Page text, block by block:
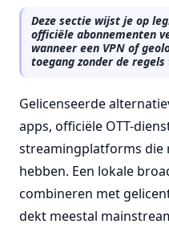
Deze sectie wijst je op
officiële abonnementen
wanneer een VPN of
toegang zonder de
Gelicenseerde
apps, officiële OTT-
streamingplatforms die
hebben. Een lokale
combineren met
dekt meestal